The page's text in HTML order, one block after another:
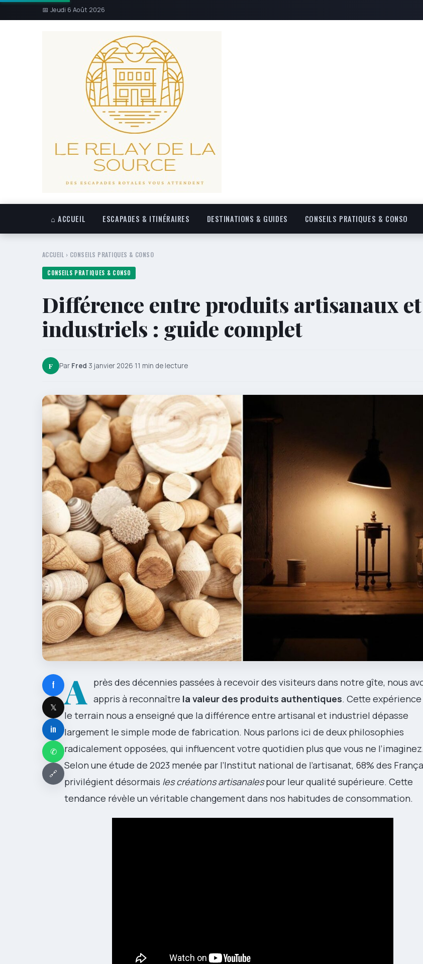
📅 Jeudi 6 Août 2026
⌂ ACCUEIL ESCAPADES & ITINÉRAIRES DESTINATIONS & GUIDES CONSEILS PRATIQUES & CONSO
ACCUEIL › CONSEILS PRATIQUES & CONSO
CONSEILS PRATIQUES & CONSO
Différence entre produits artisanaux et
industriels : guide complet
F Par Fred·3 janvier 2026·11 min de lecture
f
𝕏
in
✆
🔗
A
près des décennies passées à recevoir des visiteurs dans notre gîte, nous
appris à reconnaître la valeur des produits authentiques. Cette expérience
le terrain nous a enseigné que la différence entre artisanal et industriel dépasse
largement le simple mode de fabrication. Nous parlons ici de deux philosophies
radicalement opposées, qui influencent votre quotidien plus que vous ne l’imaginez.
Selon une étude de 2023 menée par l’Institut national de l’artisanat, 68% des
privilégient désormais les créations artisanalespour leur qualité supérieure. Cette
tendance révèle un véritable changement dans nos habitudes de consommation.